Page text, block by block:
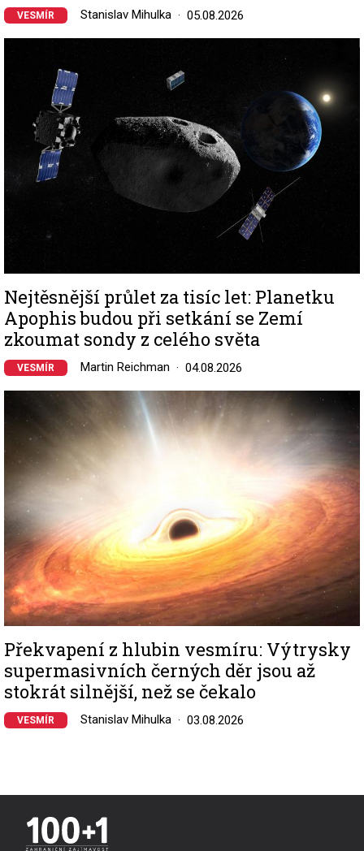
VESMÍR Stanislav Mihulka 05.08.2026
Nejtěsnější průlet za tisíc let: Planetku
Apophis budou při setkání se Zemí
zkoumat sondy z celého světa
VESMÍR Martin Reichman 04.08.2026
Image
Překvapení z hlubin vesmíru: Výtrysky
supermasivních černých děr jsou až
stokrát silnější, než se čekalo
VESMÍR Stanislav Mihulka 03.08.2026